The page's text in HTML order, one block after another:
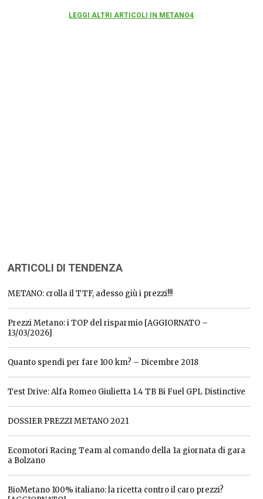
LEGGI ALTRI ARTICOLI IN METANO4
ARTICOLI DI TENDENZA
METANO: crolla il TTF, adesso giù i prezzi!!!
Prezzi Metano: i TOP del risparmio [AGGIORNATO –
13/03/2026]
Quanto spendi per fare 100 km? – Dicembre 2018
Test Drive: Alfa Romeo Giulietta 1.4 TB Bi Fuel GPL Distinctive
DOSSIER PREZZI METANO 2021
Ecomotori Racing Team al comando della 1a giornata di gara
a Bolzano
BioMetano 100% italiano: la ricetta contro il caro prezzi?